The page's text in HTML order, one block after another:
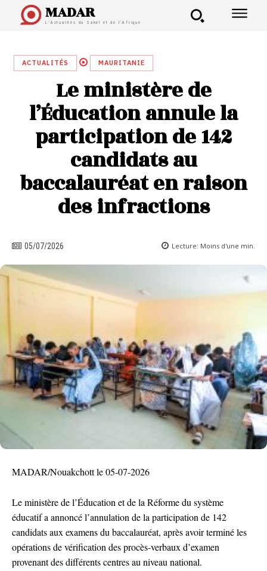
MADAR
L'Actualités du Sahel et de l'Afrique
ACTUALITÉS MAURITANIE
Le ministère de
l’Éducation annule la
participation de 142
candidats au
baccalauréat en raison
des infractions
05/07/2026 Lecture: Moins d'une min.
MADAR/Nouakchott le 05-07-2026
Le ministère de l’Éducation et de la Réforme du système
éducatif a annoncé l’annulation de la participation de 142
candidats aux examens du baccalauréat, après avoir terminé les
opérations de vérification des procès-verbaux d’examen
provenant des différents centres au niveau national.